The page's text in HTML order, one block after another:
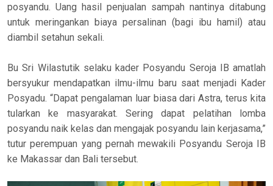
posyandu. Uang hasil penjualan sampah nantinya ditabung
untuk meringankan biaya persalinan (bagi ibu hamil) atau
diambil setahun sekali.
Bu Sri Wilastutik selaku kader Posyandu Seroja IB amatlah
bersyukur mendapatkan ilmu-ilmu baru saat menjadi Kader
Posyadu. “Dapat pengalaman luar biasa dari Astra, terus kita
tularkan ke masyarakat. Sering dapat pelatihan lomba
posyandu naik kelas dan mengajak posyandu lain kerjasama,”
tutur perempuan yang pernah mewakili Posyandu Seroja IB
ke Makassar dan Bali tersebut.